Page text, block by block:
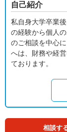
自己紹介
私自身大学卒業
の経験から個人
のご相談を中心
へは、財務や経
ております。
相談す